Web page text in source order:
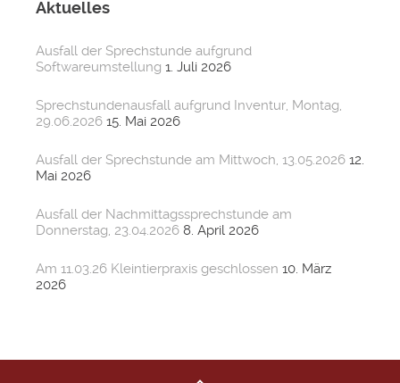
Aktuelles
Ausfall der Sprechstunde aufgrund
Softwareumstellung 1. Juli 2026
Sprechstundenausfall aufgrund Inventur, Montag,
29.06.2026 15. Mai 2026
Ausfall der Sprechstunde am Mittwoch, 13.05.2026 12.
Mai 2026
Ausfall der Nachmittagssprechstunde am
Donnerstag, 23.04.2026 8. April 2026
Am 11.03.26 Kleintierpraxis geschlossen 10. März
2026